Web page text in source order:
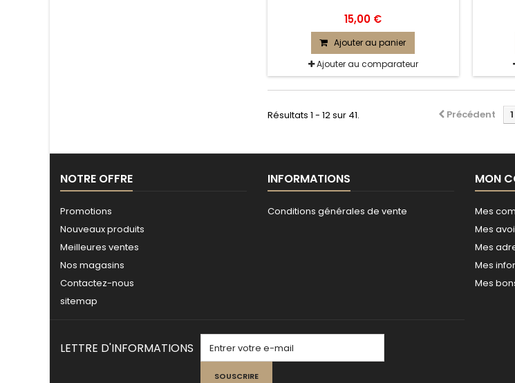
15,00 €
Ajouter au panier
Ajouter au comparateur
Précédent 1
Résultats 1 - 12 sur 41.
NOTRE OFFRE
Promotions
Nouveaux produits
Meilleures ventes
Nos magasins
Contactez-nous
sitemap
INFORMATIONS
Conditions générales de vente
MON
Mes
Mes
Mes
Mes
Mes
LETTRE D'INFORMATIONS
SOUSCRIRE